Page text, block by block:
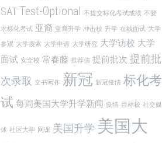
SAT Test-Optional 不提交标化考试成绩 不要
求标化考试 亚裔 亚裔升学 冲击校 升学 在线面试 大学
参观 大学搜索 大学申请 大学研究 大学访校 大学
面试 安全校 常春藤 推荐信 提前批次 提前批
次录取 文书写作 新冠 新冠疫情 标化考
试 每周美国大学升学新闻 疫情 目标校 社交媒
体 社区大学 网课 美国升学 美国大